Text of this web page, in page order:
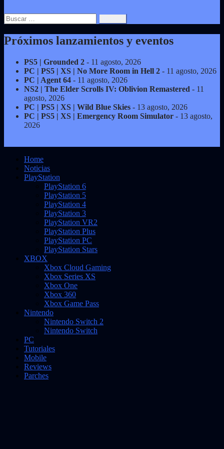
Buscar:
Próximos lanzamientos y eventos
PS5 | Grounded 2 - 11 agosto, 2026
PC | PS5 | XS | No More Room in Hell 2 - 11 agosto, 2026
PC | Agent 64 - 11 agosto, 2026
NS2 | The Elder Scrolls IV: Oblivion Remastered - 11
agosto, 2026
PC | PS5 | XS | Wild Blue Skies - 13 agosto, 2026
PC | PS5 | XS | Emergency Room Simulator - 13 agosto,
2026
Home
Noticias
PlayStation
PlayStation 6
PlayStation 5
PlayStation 4
PlayStation 3
PlayStation VR2
PlayStation Plus
PlayStation PC
PlayStation Stars
XBOX
Xbox Cloud Gaming
Xbox Series XS
Xbox One
Xbox 360
Xbox Game Pass
Nintendo
Nintendo Switch 2
Nintendo Switch
PC
Tutoriales
Mobile
Reviews
Parches